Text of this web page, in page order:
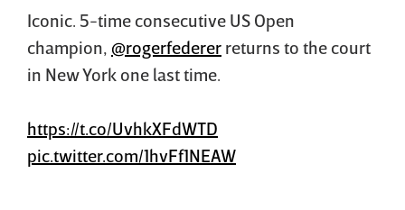
Iconic. 5-time consecutive US Open
champion, @rogerfederer returns to the court
in New York one last time.
https://t.co/UvhkXFdWTD
pic.twitter.com/1hvFf1NEAW